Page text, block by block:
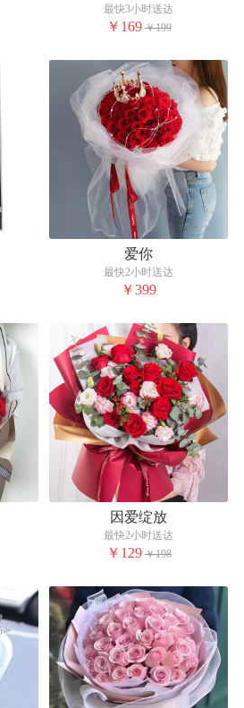
最快3小时送达
￥169 ￥199
爱你
最快2小时送达
￥399
因爱绽放
最快2小时送达
￥129 ￥198